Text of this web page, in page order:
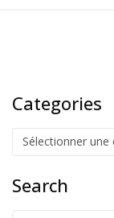
Categories
Search